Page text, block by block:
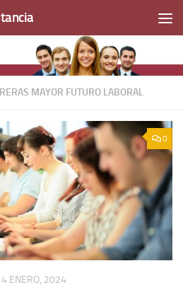
MAYOR FUTURO LABORAL
0
4 ENERO, 2024